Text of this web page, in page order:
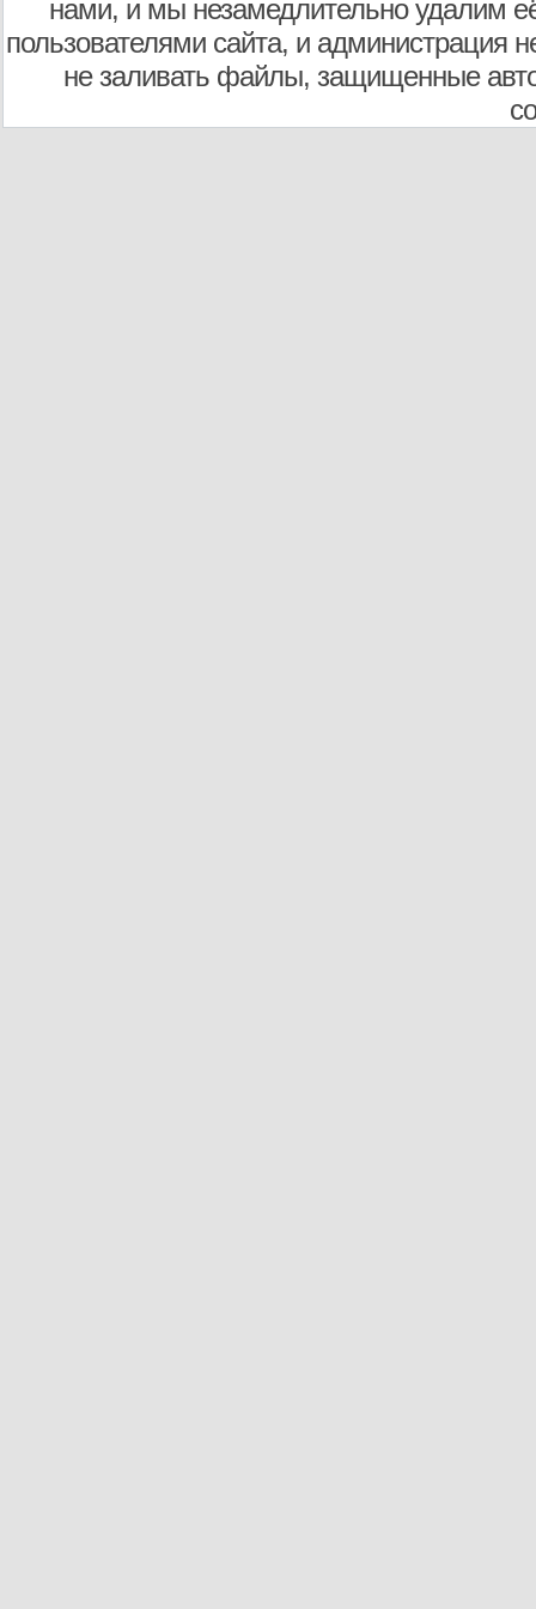
нами, и мы незамедлительно удалим
пользователями сайта, и администрация
не заливать файлы, защищенные